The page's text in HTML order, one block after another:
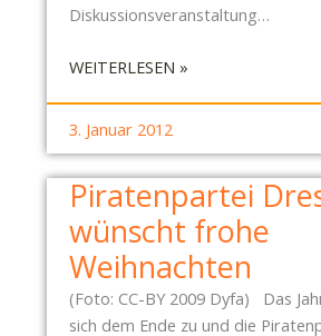
Diskussionsveranstaltung…
WEITERLESEN »:
B
S
T
I
M
M
3. Januar 2012
Piratenpartei
wünscht frohe
Weihnachten
(Foto: CC-BY 2009 Dyfa) Das
sich dem Ende zu und die